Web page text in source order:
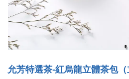
允芳特選茶-紅烏龍立體茶包（